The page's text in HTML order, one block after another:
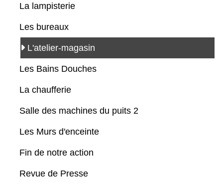
La lampisterie
Les bureaux
L'atelier-magasin
Les Bains Douches
La chaufferie
Salle des machines du puits 2
Les Murs d'enceinte
Fin de notre action
Revue de Presse